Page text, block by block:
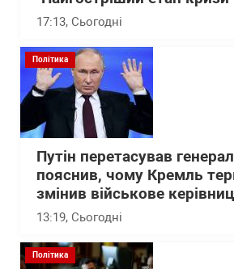
17:13, Сьогодні
Політика
Путін перетасував
пояснив, чому Кремль
змінив військове
13:19, Сьогодні
Політика